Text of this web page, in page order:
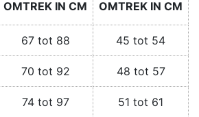
OMTREK IN CM OMTREK IN CM
67 tot 88 45 tot 54
70 tot 92 48 tot 57
74 tot 97 51 tot 61